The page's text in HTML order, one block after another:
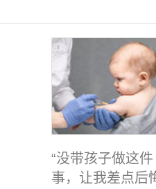
“没带孩子做这件
事，让我差点后